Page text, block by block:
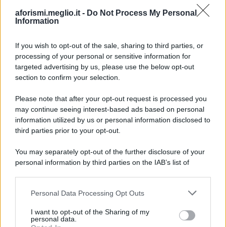
aforismi.meglio.it - Do Not Process My Personal
Information
If you wish to opt-out of the sale, sharing to third parties, or
processing of your personal or sensitive information for
targeted advertising by us, please use the below opt-out
section to confirm your selection.
Please note that after your opt-out request is processed you
may continue seeing interest-based ads based on personal
information utilized by us or personal information disclosed to
third parties prior to your opt-out.
You may separately opt-out of the further disclosure of your
personal information by third parties on the IAB’s list of
This information may also be disclosed by us to third parties
disclose it to other third parties.
Personal Data Processing Opt Outs
I want to opt-out of the Sharing of my
personal data.
Ricevi LE FRASI PIÙ BELLE via e-mail
E-mail